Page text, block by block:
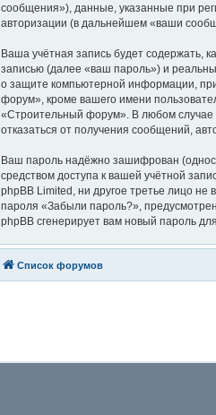
сообщения»), данные, указанные при
авторизации (в дальнейшем «ваши
Ваша учётная запись будет содержать,
записью (далее «ваш пароль») и
о защите компьютерной информации,
форум», кроме вашего имени
«Строительный форум». В любом случае
отказаться от получения сообщений,
Ваш пароль надёжно зашифрован
средством доступа к вашей учётной
phpBB Limited, ни другое третье лицо
пароля «Забыли пароль?»,
phpBB сгенерирует вам новый пароль
Список форумов